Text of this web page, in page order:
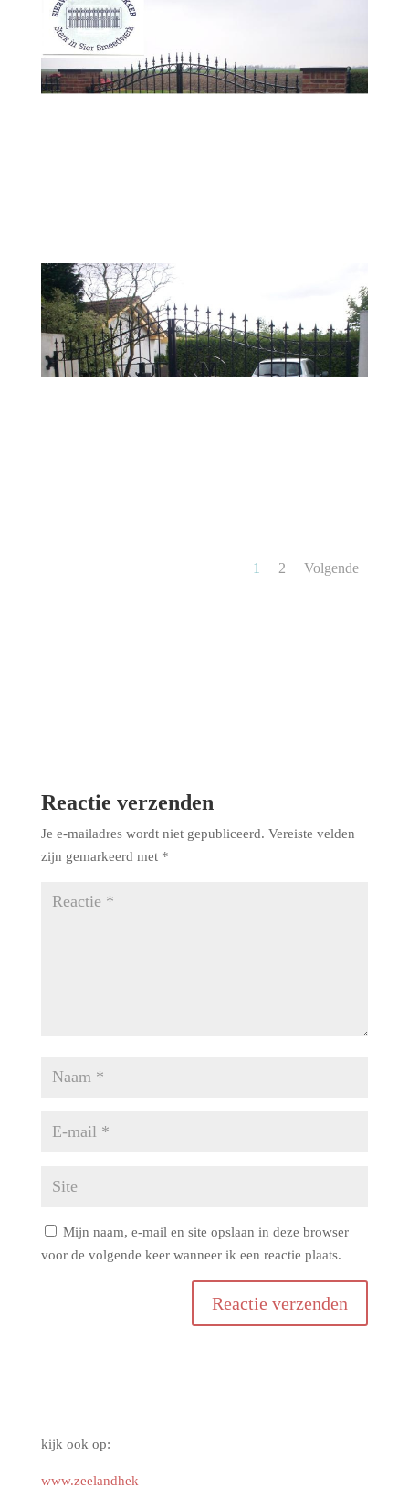
1 2 Volgende
Reactie verzenden
Je e-mailadres wordt niet gepubliceerd. Vereiste velden
zijn gemarkeerd met *
Mijn naam, e-mail en site opslaan in deze browser
voor de volgende keer wanneer ik een reactie plaats.
kijk ook op:
www.zeelandhek